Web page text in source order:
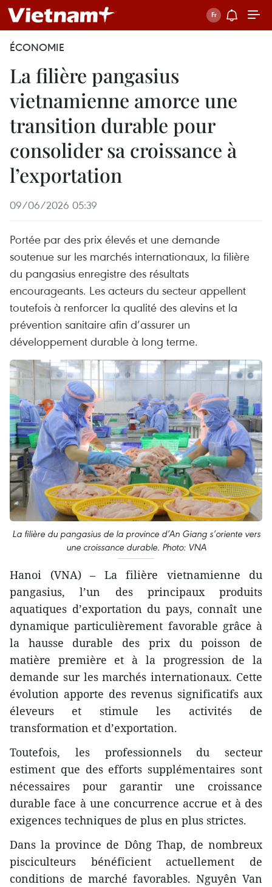
ÉCONOMIE
La filière pangasius
vietnamienne amorce une
transition durable pour
consolider sa croissance à
l’exportation
09/06/2026 05:39
Portée par des prix élevés et une demande
soutenue sur les marchés internationaux, la filière
du pangasius enregistre des résultats
encourageants. Les acteurs du secteur appellent
toutefois à renforcer la qualité des alevins et la
prévention sanitaire afin d’assurer un
développement durable à long terme.
La filière du pangasius de la province d’An Giang s’oriente vers
une croissance durable. Photo: VNA
Hanoi (VNA) – La filière vietnamienne du
pangasius, l’un des principaux produits
aquatiques d’exportation du pays, connaît une
dynamique particulièrement favorable grâce à
la hausse durable des prix du poisson de
matière première et à la progression de la
demande sur les marchés internationaux. Cette
évolution apporte des revenus significatifs aux
éleveurs et stimule les activités de
transformation et d’exportation.
Toutefois, les professionnels du secteur
estiment que des efforts supplémentaires sont
nécessaires pour garantir une croissance
durable face à une concurrence accrue et à des
exigences techniques de plus en plus strictes.
Dans la province de Dông Thap, de nombreux
pisciculteurs bénéficient actuellement de
conditions de marché favorables. Nguyên Van